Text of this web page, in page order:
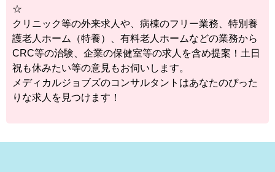
☆
クリニック等の外来求人や、病棟のフリー業務、特別養
護老人ホーム（特養）、有料老人ホームなどの業務から
CRC等の治験、企業の保健室等の求人を含め提案！土日
祝も休みたい等の意見もお伺いします。
メディカルジョブズのコンサルタントはあなたのぴった
りな求人を見つけます！